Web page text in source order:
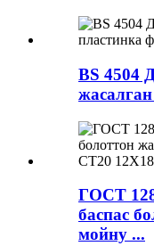
BS 4504
ГОСТ
баспас
мойну ...